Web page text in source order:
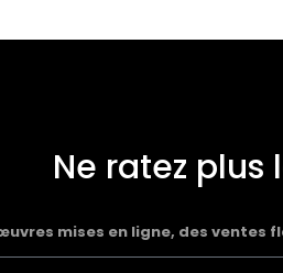
Ne ratez plus
mises en ligne, des ventes